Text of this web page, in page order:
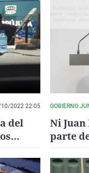
2022 22:05
del
GOBIERNO
Ni
parte